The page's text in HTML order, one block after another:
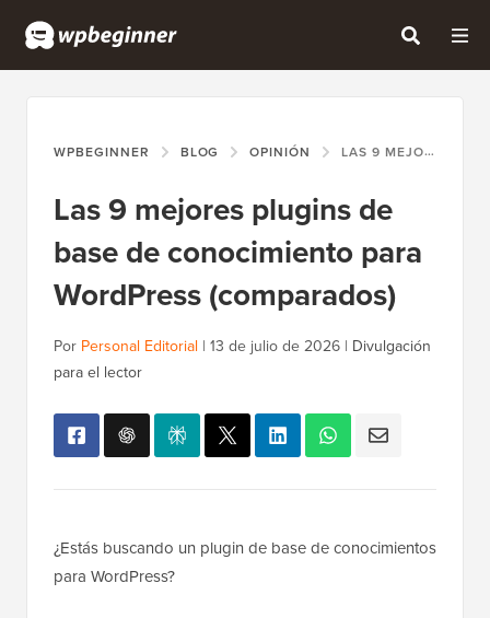
WPBEGINNER BLOG OPINIÓN LAS 9 MEJORES PLUGINS DE BASE DE CONOCIMIENTO PARA WORDPRESS (COMPARADOS)
Las 9 mejores plugins de
base de conocimiento para
WordPress (comparados)
Por Personal Editorial | 13 de julio de 2026 | Divulgación
para el lector
¿Estás buscando un plugin de base de conocimientos
para WordPress?